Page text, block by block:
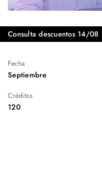
Consulta descuentos 14/08
Fecha
Septiembre
Créditos
120